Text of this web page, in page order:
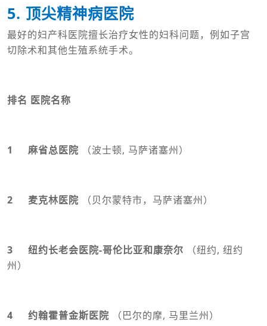
5. 顶尖精神病医院
最好的妇产科医院擅长治疗女性的妇科问题，例如子宫
切除术和其他生殖系统手术。
排名 医院名称
1 麻省总医院 （波士顿, 马萨诸塞州）
2 麦克林医院 （贝尔蒙特市，马萨诸塞州）
3 纽约长老会医院-哥伦比亚和康奈尔 （纽约, 纽约
州）
4 约翰霍普金斯医院 （巴尔的摩, 马里兰州）